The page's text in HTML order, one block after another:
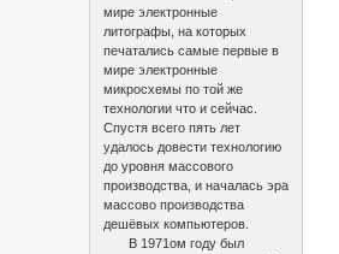
мире электронные
литографы, на которых
печатались самые первые в
мире электронные
микросхемы по той же
технологии что и сейчас.
Спустя всего пять лет
удалось довести технологию
до уровня массового
производства, и началась эра
массово производства
дешёвых компьютеров.
В 1971ом году был